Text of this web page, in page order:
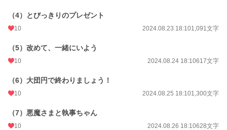
（4）とびっきりのプレゼント
10 2024.08.23 18:101,091文字
（5）改めて、一緒にいよう
10 2024.08.24 18:10617文字
（6）大団円で終わりましょう！
10 2024.08.25 18:101,300文字
（7）悪魔さまと執事ちゃん
10 2024.08.26 18:10628文字